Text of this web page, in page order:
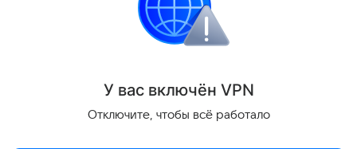
У вас включён VPN
Отключите, чтобы всё работало